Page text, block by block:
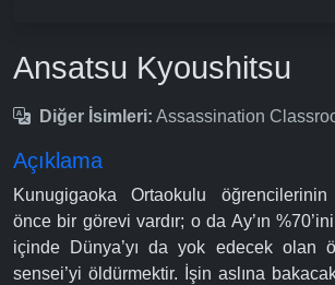
Ansatsu Kyoushitsu
Diğer İsimleri: Assassination
Açıklama
Kunugigaoka Ortaokulu
önce bir görevi vardır; o da Ay’ın
içinde Dünya’yı da yok edecek olan
sensei’yi öldürmektir. İşin aslına